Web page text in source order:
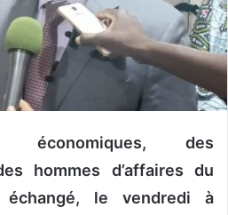
économiques, des
hommes d’affaires du
le vendredi à